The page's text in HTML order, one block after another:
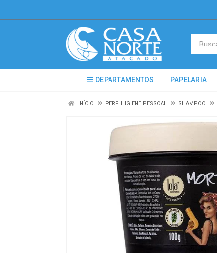
DEPARTAMENTOS PAPELARIA
INÍCIO PERF. HIGIENE PESSOAL SHAMPOO